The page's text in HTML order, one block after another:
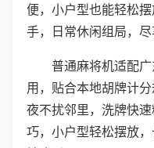
便，小户型也能轻松
手，日常休闲组局，尽
普通麻将机适配
用，贴合本地胡牌计
夜不扰邻里，洗牌快
巧，小户型轻松摆放